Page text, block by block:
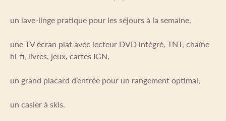
un lave-linge pratique pour les séjours à la semaine,
une TV écran plat avec lecteur DVD intégré, TNT, chaîne
hi-fi, livres, jeux, cartes IGN,
un grand placard d’entrée pour un rangement optimal,
un casier à skis.